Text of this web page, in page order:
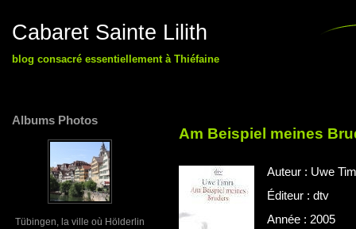
Cabaret Sainte Lilith
blog consacré essentiellement à Thiéfaine
Albums Photos
Tübingen, la ville où Hölderlin
Am Beispiel meines
Auteur : Uwe
Éditeur : dtv
Année : 2005